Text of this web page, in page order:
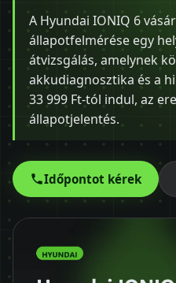
Kapcsolat
Blog
+36
A Hyundai IONIQ 6
állapotfelmérése egy
átvizsgálás, amelynek
akkudiagnosztika és a
33 999 Ft-tól indul, az
állapotjelentés.
Időpontot kérek